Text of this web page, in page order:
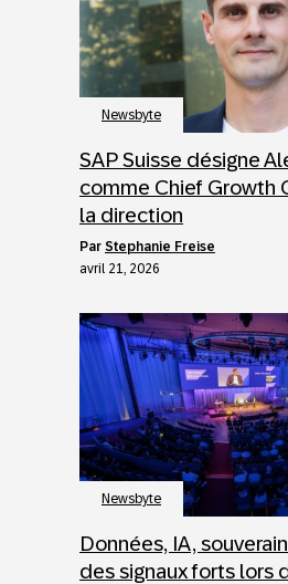
Newsbyte
SAP Suisse désigne
comme Chief Growth
la direction
par Stephanie Freise
avril 21, 2026
Newsbyte
Données, IA,
des signaux forts lors